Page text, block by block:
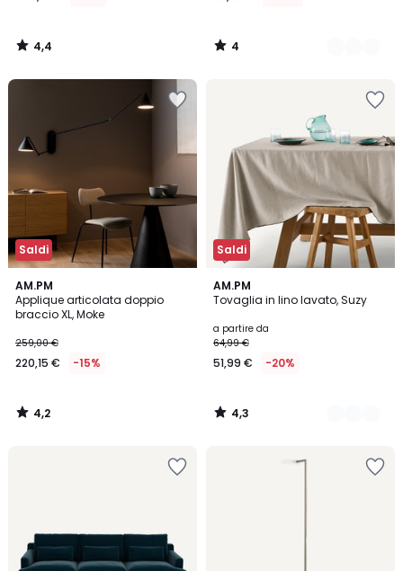
4,4
/
4
/
Saldi
AM.PM
Applique articolata doppio
braccio XL, Moke
259,00 €
220,15 € -15%
4,2
/ 5
4,2
/
Saldi
AM.PM
Tovaglia in lino lavato, Suzy
a partire da
64,99 €
51,99 € -20%
4,3
/ 5
8
Colori
4,3
/